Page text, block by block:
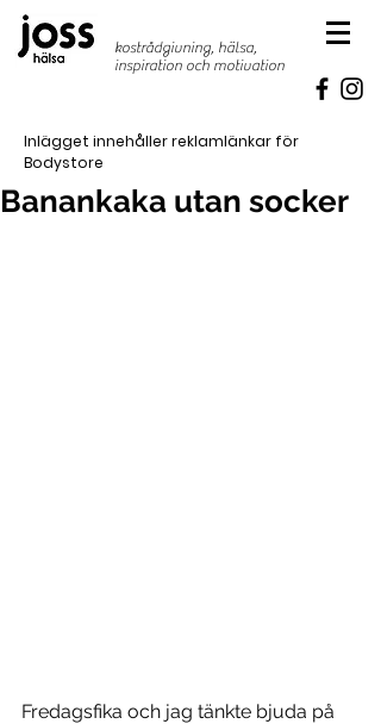
kostrådgivning, hälsa,
inspiration och motivation
Inlägget innehåller reklamlänkar för
Bodystore
Banankaka utan socker
Fredagsfika och jag tänkte bjuda på